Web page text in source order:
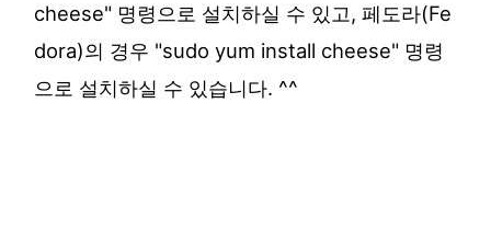
cheese" 명령으로 설치하실 수 있고, 페도라(Fe
dora)의 경우 "sudo yum install cheese" 명령
으로 설치하실 수 있습니다. ^^